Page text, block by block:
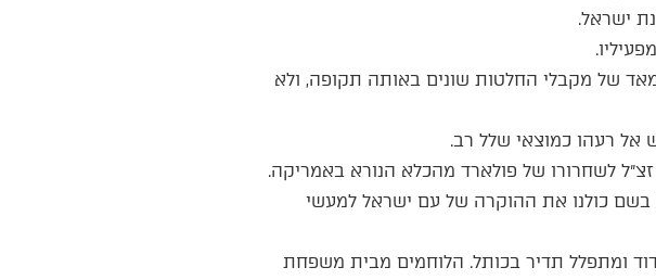
ישראל.
של מקבלי החלטות שונים באותה תקופה, ולא
אל רעהו כמוצאי שלל רב.
לשחרורו של פולארד מהכלא הנורא באמריקה.
בשם כולנו את ההוקרה של עם ישראל למעשי
ומתפלל תדיר בכותל. הלוחמים מבית משפחת